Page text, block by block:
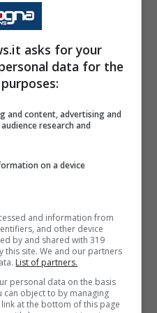
abbia fatto apposta
”, “Non era rigore
nettamente di
asks for your
data for the
and content, advertising and
research and
on a device
and information from
and other device
by and shared with 319
this site. We and our partners
List of partners.
personal data on the basis
can object to by managing
at the bottom of this page